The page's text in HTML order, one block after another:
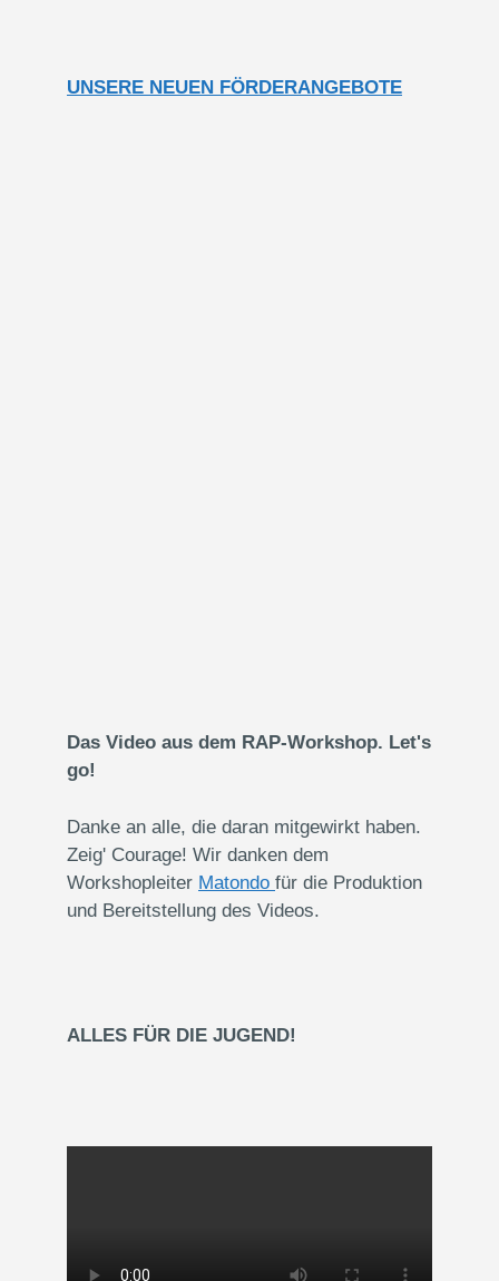
UNSERE NEUEN FÖRDERANGEBOTE
Das Video aus dem RAP-Workshop. Let's
go!
Danke an alle, die daran mitgewirkt haben.
Zeig' Courage! Wir danken dem
Workshopleiter Matondo für die Produktion
und Bereitstellung des Videos.
ALLES FÜR DIE JUGEND!